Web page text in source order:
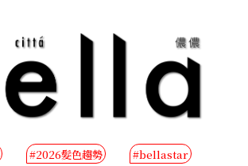
#2026髮色趨勢 #bellastar